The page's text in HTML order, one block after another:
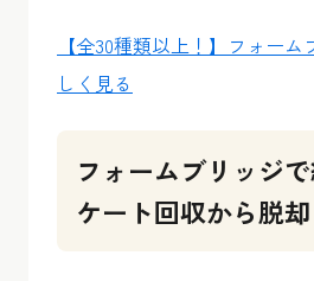
【全30種類以上！】フォー
しく見る
フォームブリッジ
ケート回収から脱却